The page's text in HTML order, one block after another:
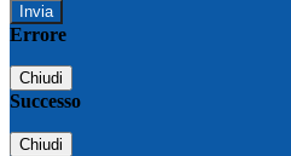
Errore
Chiudi
Successo
Chiudi